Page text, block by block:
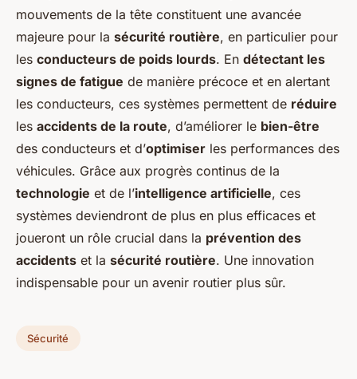
mouvements de la tête constituent une avancée
majeure pour la sécurité routière, en particulier pour
les conducteurs de poids lourds. En détectant les
signes de fatigue de manière précoce et en alertant
les conducteurs, ces systèmes permettent de réduire
les accidents de la route, d’améliorer le bien-être
des conducteurs et d’optimiser les performances des
véhicules. Grâce aux progrès continus de la
technologie et de l’intelligence artificielle, ces
systèmes deviendront de plus en plus efficaces et
joueront un rôle crucial dans la prévention des
accidents et la sécurité routière. Une innovation
indispensable pour un avenir routier plus sûr.
Sécurité